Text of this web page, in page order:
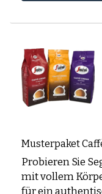
Musterpaket
Probieren Sie
mit vollem
für ein